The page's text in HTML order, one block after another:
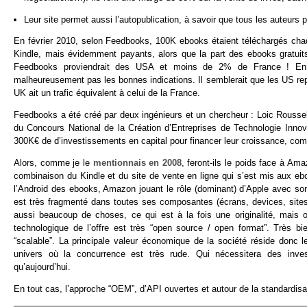
Leur site permet aussi l’autopublication, à savoir que tous les auteurs
En février 2010, selon Feedbooks, 100K ebooks étaient téléchargés
Kindle, mais évidemment payants, alors que la part des ebooks
Feedbooks proviendrait des USA et moins de 2% de France !
malheureusement pas les bonnes indications. Il semblerait que les US
UK ait un trafic équivalent à celui de la France.
Feedbooks a été créé par deux ingénieurs et un chercheur : Loic
du Concours National de la Création d’Entreprises de Technologie
300K€ de d’investissements en capital pour financer leur croissance,
Alors, comme je le mentionnais en 2008, feront-ils le poids face à
combinaison du Kindle et du site de vente en ligne qui s’est mis aux
l’Android des ebooks, Amazon jouant le rôle (dominant) d’Apple avec
est très fragmenté dans toutes ses composantes (écrans, devices,
aussi beaucoup de choses, ce qui est à la fois une originalité, mais
technologique de l’offre est très “open source / open format”. Très
“scalable”. La principale valeur économique de la société réside
univers où la concurrence est très rude. Qui nécessitera des
qu’aujourd’hui.
En tout cas, l’approche “OEM”, d’API ouvertes et autour de la